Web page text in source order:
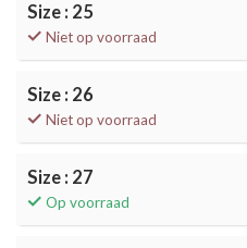
Size : 25
Niet op voorraad
Size : 26
Niet op voorraad
Size : 27
Op voorraad